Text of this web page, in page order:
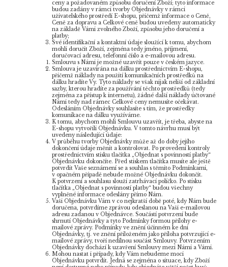
ceny a požadovaném způsobu doručení Zboží; tyto informace
budou zadány v rámci tvorby Objednávky v rámci
uživatelského prostředí E-shopu, přičemž informace o Ceně,
Ceně za dopravu a Celkové ceně budou uvedeny automaticky
na základě Vámi zvolného Zboží, způsobu jeho doručení a
platby;
Své identifikační a kontaktní údaje sloužící k tomu, abychom
mohli doručit Zboží, zejména tedy jméno, příjmení,
doručovací adresu, telefonní číslo a e-mailovou adresu.
Smlouvu s Námi je možné uzavřít pouze v českém jazyce.
Smlouva je uzavírána na dálku prostřednictvím E-shopu,
přičemž náklady na použití komunikačních prostředků na
dálku hradíte Vy. Tyto náklady se však nijak neliší od základní
sazby, kterou hradíte za používání těchto prostředků (tedy
zejména za přístup k internetu), žádné další náklady účtované
Námi tedy nad rámec Celkové ceny nemusíte očekávat.
Odesláním Objednávky souhlasíte s tím, že prostředky
komunikace na dálku využíváme.
K tomu, abychom mohli Smlouvu uzavřít, je třeba, abyste na
E-shopu vytvořili Objednávku. V tomto návrhu musí být
uvedeny následující údaje:
V průběhu tvorby Objednávky může až do doby jejího
dokončení údaje měnit a kontrolovat. Po provedení kontroly
prostřednictvím stisku tlačítka „Objednat s povinností platby“
Objednávku dokončíte. Před stiskem tlačítka musíte ale ještě
potvrdit Vaše seznámení se a souhlas s těmito Podmínkami,
v opačném případě nebude možné Objednávku dokončit.
K potvrzení a souhlasu slouží zatrhávací políčko. Po stisku
tlačítka „Objednat s povinností platby“ budou všechny
vyplněné informace odeslány přímo Nám.
Vaši Objednávku Vám v co nejkratší době poté, kdy Nám bude
doručena, potvrdíme zprávou odeslanou na Vaši e-mailovou
adresu zadanou v Objednávce. Součástí potvrzení bude
shrnutí Objednávky a tyto Podmínky formou přílohy e-
mailové zprávy. Podmínky ve znění účinném ke dni
Objednávky, tj. ve znění přiloženém jako příloha potvrzující e-
mailové zprávy, tvoří nedílnou součást Smlouvy. Potvrzením
Objednávky dochází k uzavření Smlouvy mezi Námi a Vámi.
Mohou nastat i případy, kdy Vám nebudeme moci
Objednávku potvrdit. Jedná se zejména o situace, kdy Zboží